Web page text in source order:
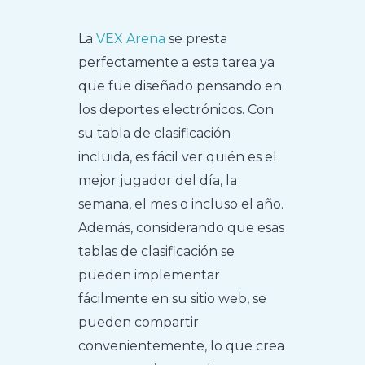
LaVEX Arena se presta
perfectamente a esta tarea ya
que fue diseñado pensando en
los deportes electrónicos. Con
su tabla de clasificación
incluida, es fácil ver quién es el
mejor jugador del día, la
semana, el mes o incluso el año.
Además, considerando que esas
tablas de clasificación se
pueden implementar
fácilmente en su sitio web, se
pueden compartir
convenientemente, lo que crea